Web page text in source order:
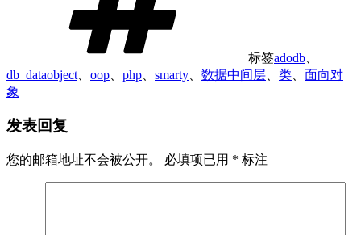
标签adodb
db_dataobject
oop php smarty 数据中间层 类
面向对
象
发表回复
您的邮箱地址不会被公开。 必填项已用 * 标注